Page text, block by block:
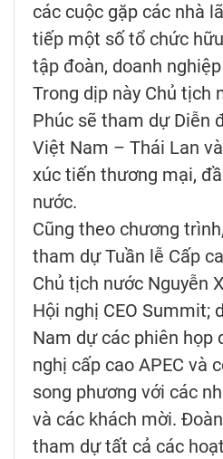
các cuộc gặp các nhà
tiếp một số tổ chức
tập đoàn, doanh
Trong dịp này Chủ tịch
Phúc sẽ tham dự Diễn
Việt Nam – Thái Lan
xúc tiến thương mại,
nước.
Cũng theo chương
tham dự Tuần lễ Cấp
Chủ tịch nước Nguyễn
Hội nghị CEO Summit;
Nam dự các phiên họp
nghị cấp cao APEC và
song phương với các
và các khách mời.
tham dự tất cả các